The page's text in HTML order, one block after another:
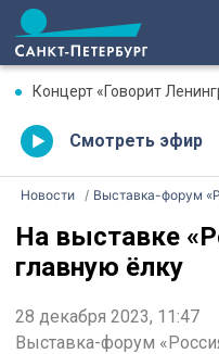
Концерт «Говорит Ленинградское радио» ко
Смотреть эфир
Новости Выставка-форум
На выставке
главную ёлку
28 декабря 2023, 11:47
Выставка-форум